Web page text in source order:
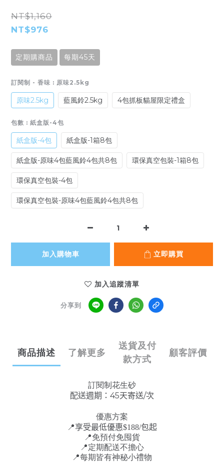
NT$1,160
NT$976
定期購商品 每期45天
訂閱制 - 香味 : 原味2.5kg
原味2.5kg 藍風鈴2.5kg 4包抓板貓屋限定禮盒
包數 : 紙盒版-4包
紙盒版-4包 紙盒版-1箱8包
紙盒版-原味4包藍風鈴4包共8包 環保真空包裝-1箱8包
環保真空包裝-4包
環保真空包裝-原味4包藍風鈴4包共8包
加入購物車 立即購買
加入追蹤清單
分享到
商品描述 了解更多
送貨及付
款方式
顧客評價
訂閱制花生砂
配送週期：45天寄送/次
優惠方案
📍享受最低優惠$188/包起
📍免預付免囤貨
📍定期配送不擔心
📍每期皆有神秘小禮物